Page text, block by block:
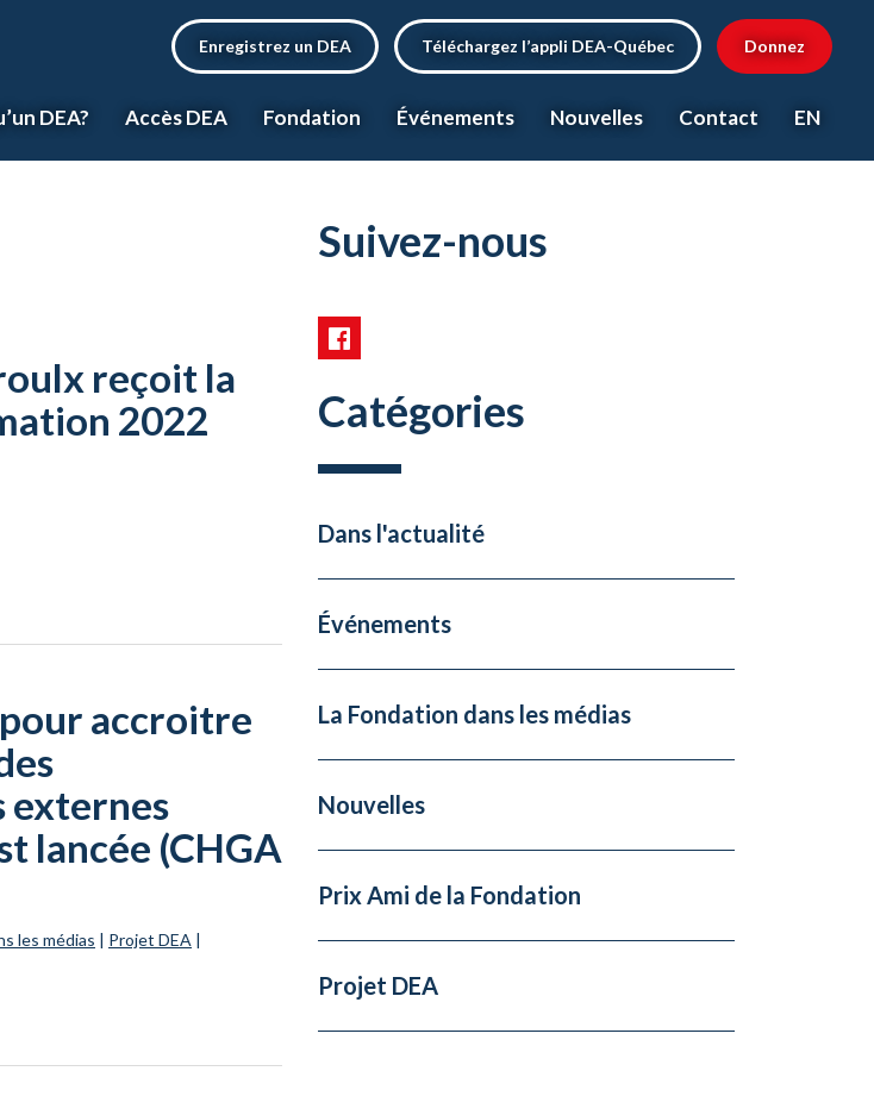
Enregistrez un DEA Téléchargez l’appli DEA-Québec Donnez
DEA? Accès DEA Fondation Événements Nouvelles Contact EN
reçoit la
2022
accroitre
lancée (CHGA
les médias | Projet DEA |
Suivez-nous
Catégories
Dans l'actualité
Événements
La Fondation dans les médias
Nouvelles
Prix Ami de la Fondation
Projet DEA